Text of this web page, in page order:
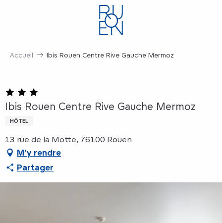
Accueil Ibis Rouen Centre Rive Gauche Mermoz
Ibis Rouen Centre Rive Gauche Mermoz
HÔTEL
13 rue de la Motte, 76100 Rouen
M'y rendre
Partager